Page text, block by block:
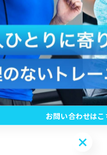
た！皆さんの声が、心が
記念撮影。
高の思い出です。これか
お問い合わせはこ
お問い合わせはこ